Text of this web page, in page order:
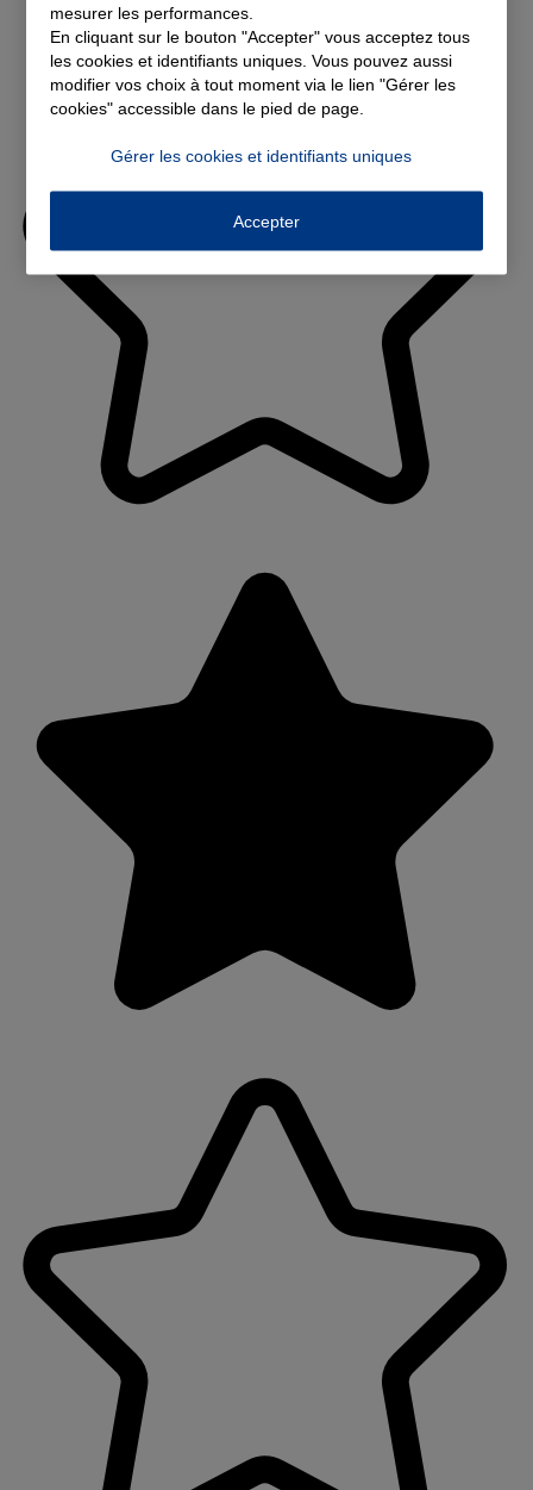
mesurer les performances.
En cliquant sur le bouton "Accepter" vous acceptez tous
les cookies et identifiants uniques. Vous pouvez aussi
modifier vos choix à tout moment via le lien "Gérer les
cookies" accessible dans le pied de page.
Gérer les cookies et identifiants uniques
Accepter